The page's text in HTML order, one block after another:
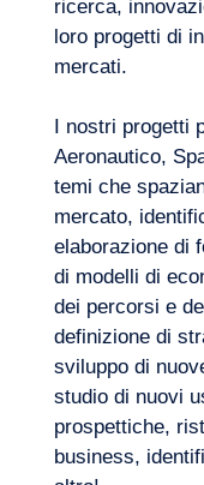
Competenze
La nostra avventura
ricerca,
loro progetti di
mercati.
I nostri progetti
Aeronautico,
temi che
mercato,
elaborazione di
di modelli di
dei percorsi e
definizione di
sviluppo di
studio di nuovi
prospettiche,
business,